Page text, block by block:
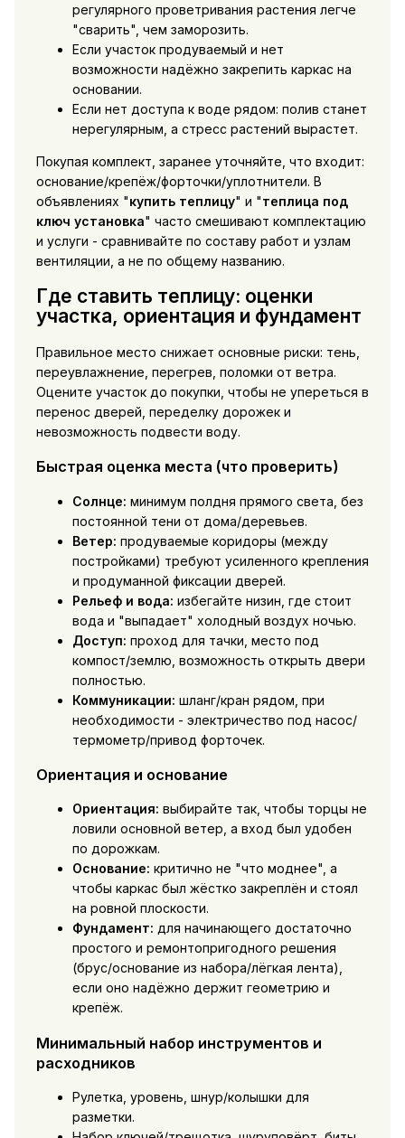
регулярного проветривания растения легче
"сварить", чем заморозить.
Если участок продуваемый и нет
возможности надёжно закрепить каркас на
основании.
Если нет доступа к воде рядом: полив станет
нерегулярным, а стресс растений вырастет.
Покупая комплект, заранее уточняйте, что входит:
основание/крепёж/форточки/уплотнители. В
объявлениях "купить теплицу" и "теплица под
ключ установка" часто смешивают комплектацию
и услуги - сравнивайте по составу работ и узлам
вентиляции, а не по общему названию.
Где ставить теплицу: оценки
участка, ориентация и фундамент
Правильное место снижает основные риски: тень,
переувлажнение, перегрев, поломки от ветра.
Оцените участок до покупки, чтобы не упереться в
перенос дверей, переделку дорожек и
невозможность подвести воду.
Быстрая оценка места (что проверить)
Солнце: минимум полдня прямого света, без
постоянной тени от дома/деревьев.
Ветер: продуваемые коридоры (между
постройками) требуют усиленного крепления
и продуманной фиксации дверей.
Рельеф и вода: избегайте низин, где стоит
вода и "выпадает" холодный воздух ночью.
Доступ: проход для тачки, место под
компост/землю, возможность открыть двери
полностью.
Коммуникации: шланг/кран рядом, при
необходимости - электричество под насос/
термометр/привод форточек.
Ориентация и основание
Ориентация: выбирайте так, чтобы торцы не
ловили основной ветер, а вход был удобен
по дорожкам.
Основание: критично не "что моднее", а
чтобы каркас был жёстко закреплён и стоял
на ровной плоскости.
Фундамент: для начинающего достаточно
простого и ремонтопригодного решения
(брус/основание из набора/лёгкая лента),
если оно надёжно держит геометрию и
крепёж.
Минимальный набор инструментов и
расходников
Рулетка, уровень, шнур/колышки для
разметки.